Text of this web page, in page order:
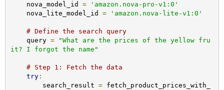
    nova_model_id
=
'amazon.nova-pro-v1:0'
    nova_lite_model_id
= 'amazon.nova-lite-v1:0'
# Define the search query
    query
=
"What are the prices of the yellow fru
it? I forgot the name"
# Step 1: Fetch the data
try:
        search_result
= fetch_product_prices_with_